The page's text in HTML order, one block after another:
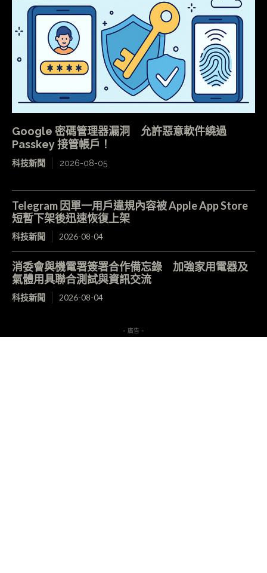
Google 密碼管理器漏洞 允許惡意軟件繞過
Passkey 接管帳戶！
科技新聞 2026-08-05
Telegram 因單一用戶違規內容被 Apple App Store
短暫下架後迅速恢復上架
科技新聞 2026-08-04
消委會與機電署簽署合作備忘錄 加強家用電器及
氣體用具聯合測試與資訊交流
科技新聞 2026-08-04
- 廣告 -